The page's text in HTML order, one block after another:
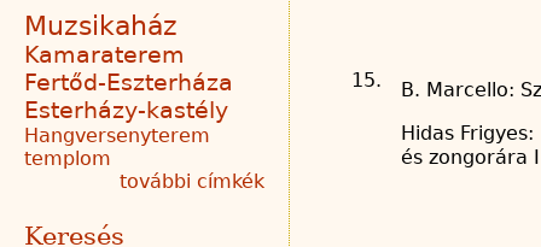
15.
B. Marcello:
Hidas
és zongorára
Muzsikaház
Kamaraterem
Fertőd-Eszterháza
Esterházy-kastély
Hangversenyterem
templom
további címkék
Keresés